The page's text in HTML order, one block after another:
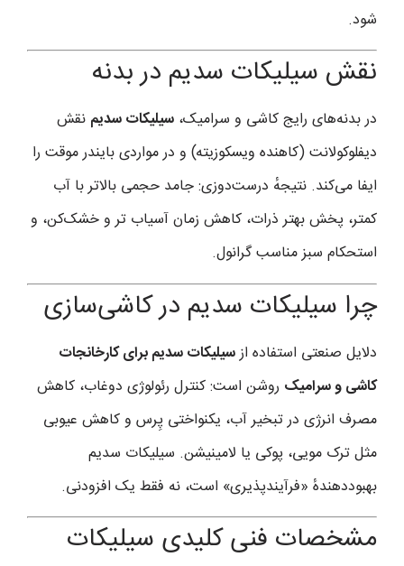
شود.
نقش سیلیکات سدیم در بدنه
در بدنه‌های رایج کاشی و سرامیک، سیلیکات سدیم نقش
دیفلوکولانت (کاهنده ویسکوزیته) و در مواردی بایندر موقت را
ایفا می‌کند. نتیجهٔ درست‌دوزی: جامد حجمی بالاتر با آب
کمتر، پخش بهتر ذرات، کاهش زمان آسیاب‌ تر و خشک‌کن، و
استحکام سبز مناسب گرانول.
چرا سیلیکات سدیم در کاشی‌سازی
دلایل صنعتی استفاده ازسیلیکات سدیم برای کارخانجات
کاشی و سرامیک روشن است: کنترل رئولوژی دوغاب، کاهش
مصرف انرژی در تبخیر آب، یکنواختی پِرس و کاهش عیوبی
مثل ترک مویی، پوکی یا لامینیشن. سیلیکات سدیم
بهبوددهندهٔ «فرآیندپذیری» است، نه فقط یک افزودنی.
مشخصات فنی کلیدی سیلیکات